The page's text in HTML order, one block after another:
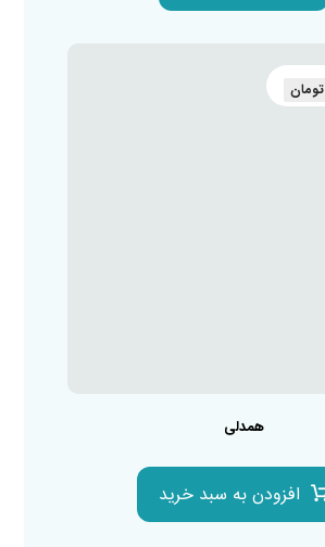
همدلی
تومان
افزودن به سبد خرید